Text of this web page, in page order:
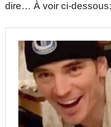
dire… À voir ci-dessous: